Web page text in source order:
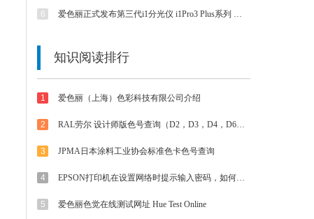
爱色丽正式发布第三代i1分光仪 i1Pro3 Plus系列 大孔径大不同
爱色丽（上海）色彩科技有限公司介绍
RAL劳尔 设计师版色号查询（D2，D3，D4，D6，D8，D9等色卡）
JPMA日本涂料工业协会标准色卡色号查询
EPSON打印机在设置网络时提示输入密码，如何解决？
爱色丽色觉在线测试网址 Hue Test Online
知识阅读排行